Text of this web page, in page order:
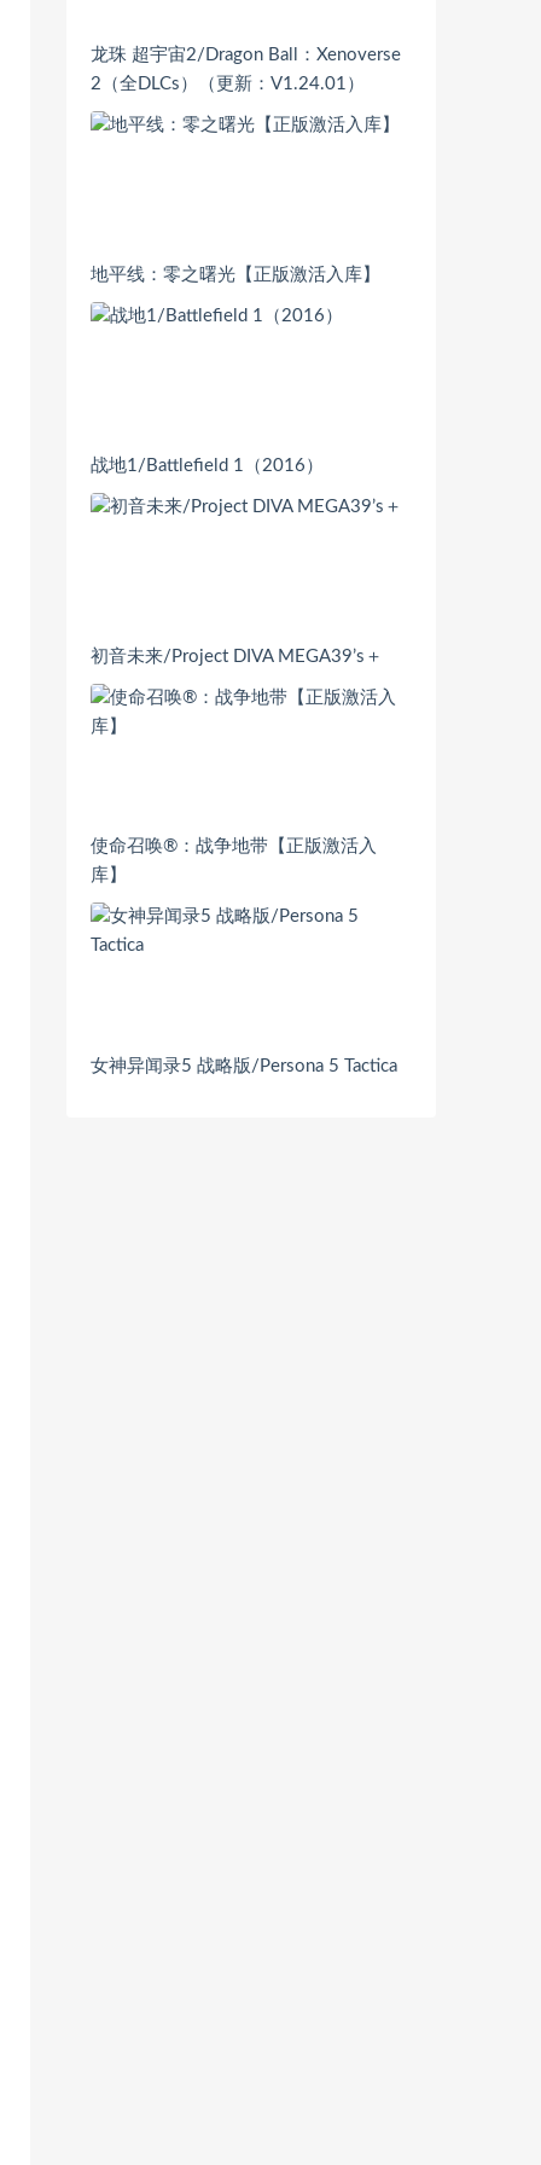
龙珠 超宇宙2/Dragon Ball：Xenoverse
2（全DLCs）（更新：V1.24.01）
地平线：零之曙光【正版激活入库】
战地1/Battlefield 1（2016）
初音未来/Project DIVA MEGA39’s＋
使命召唤®：战争地带【正版激活入
库】
女神异闻录5 战略版/Persona 5 Tactica